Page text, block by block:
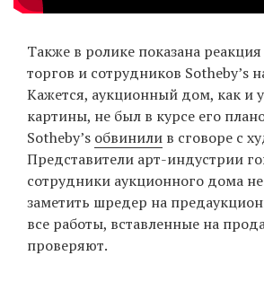
Также в ролике показана
торгов и сотрудников Sotheby’s
Кажется, аукционный дом, как и
картины, не был в курсе его
Sotheby’s обвинили в сговоре с
Представители арт-индустрии
сотрудники аукционного дома
заметить шредер на
все работы, вставленные на
проверяют.